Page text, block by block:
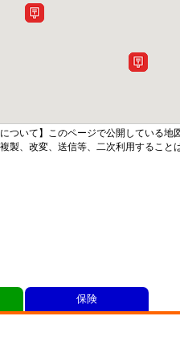
について】このページで公開している
製、改変、送信等、二次利用すること
保険